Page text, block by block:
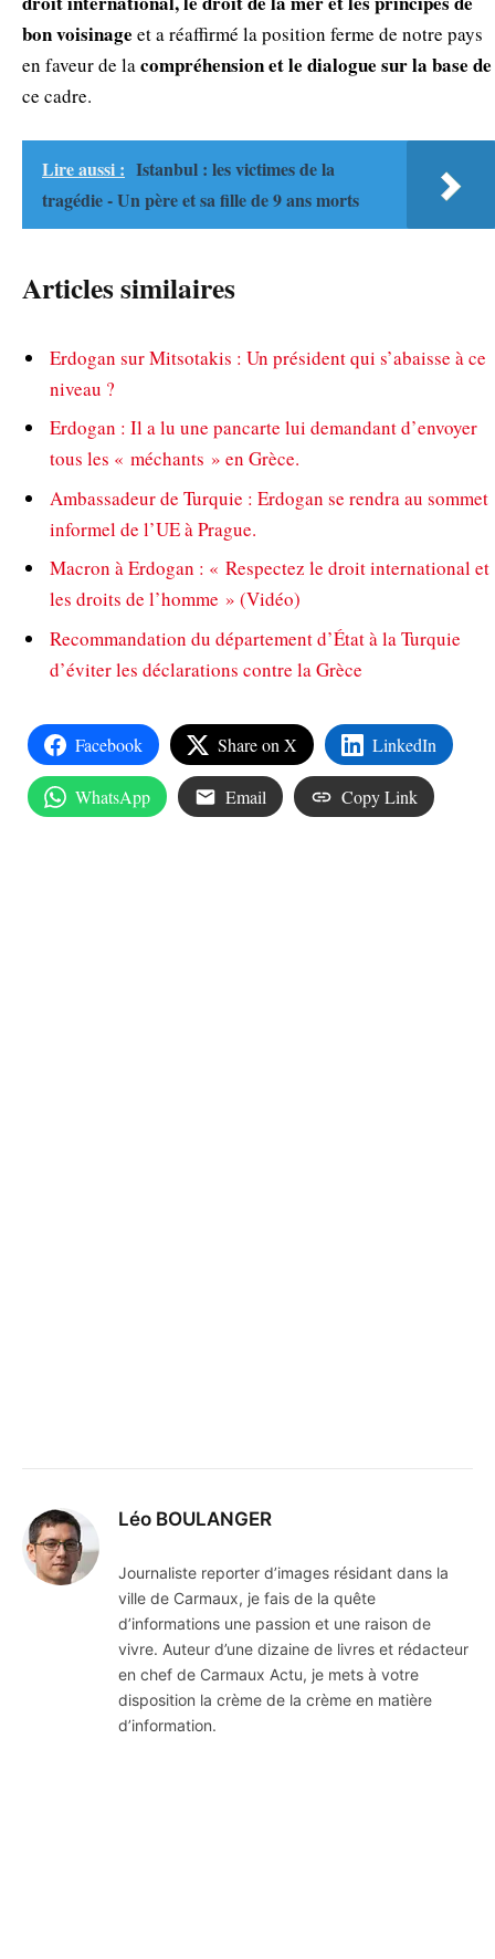
bon voisinage et a réaffirmé la position ferme de notre pays
en faveur de la compréhension et le dialogue sur la base de
ce cadre.
Lire aussi : Istanbul : les victimes de la
tragédie - Un père et sa fille de 9 ans morts
Articles similaires
Erdogan sur Mitsotakis : Un président qui s’abaisse à ce
niveau ?
Erdogan : Il a lu une pancarte lui demandant d’envoyer
tous les « méchants » en Grèce.
Ambassadeur de Turquie : Erdogan se rendra au sommet
informel de l’UE à Prague.
Macron à Erdogan : « Respectez le droit international et
les droits de l’homme » (Vidéo)
Recommandation du département d’État à la Turquie
d’éviter les déclarations contre la Grèce
Facebook Share on X LinkedIn
WhatsApp Email Copy Link
Léo BOULANGER
Journaliste reporter d’images résidant dans la
ville de Carmaux, je fais de la quête
d’informations une passion et une raison de
vivre. Auteur d’une dizaine de livres et rédacteur
en chef de Carmaux Actu, je mets à votre
disposition la crème de la crème en matière
d’information.